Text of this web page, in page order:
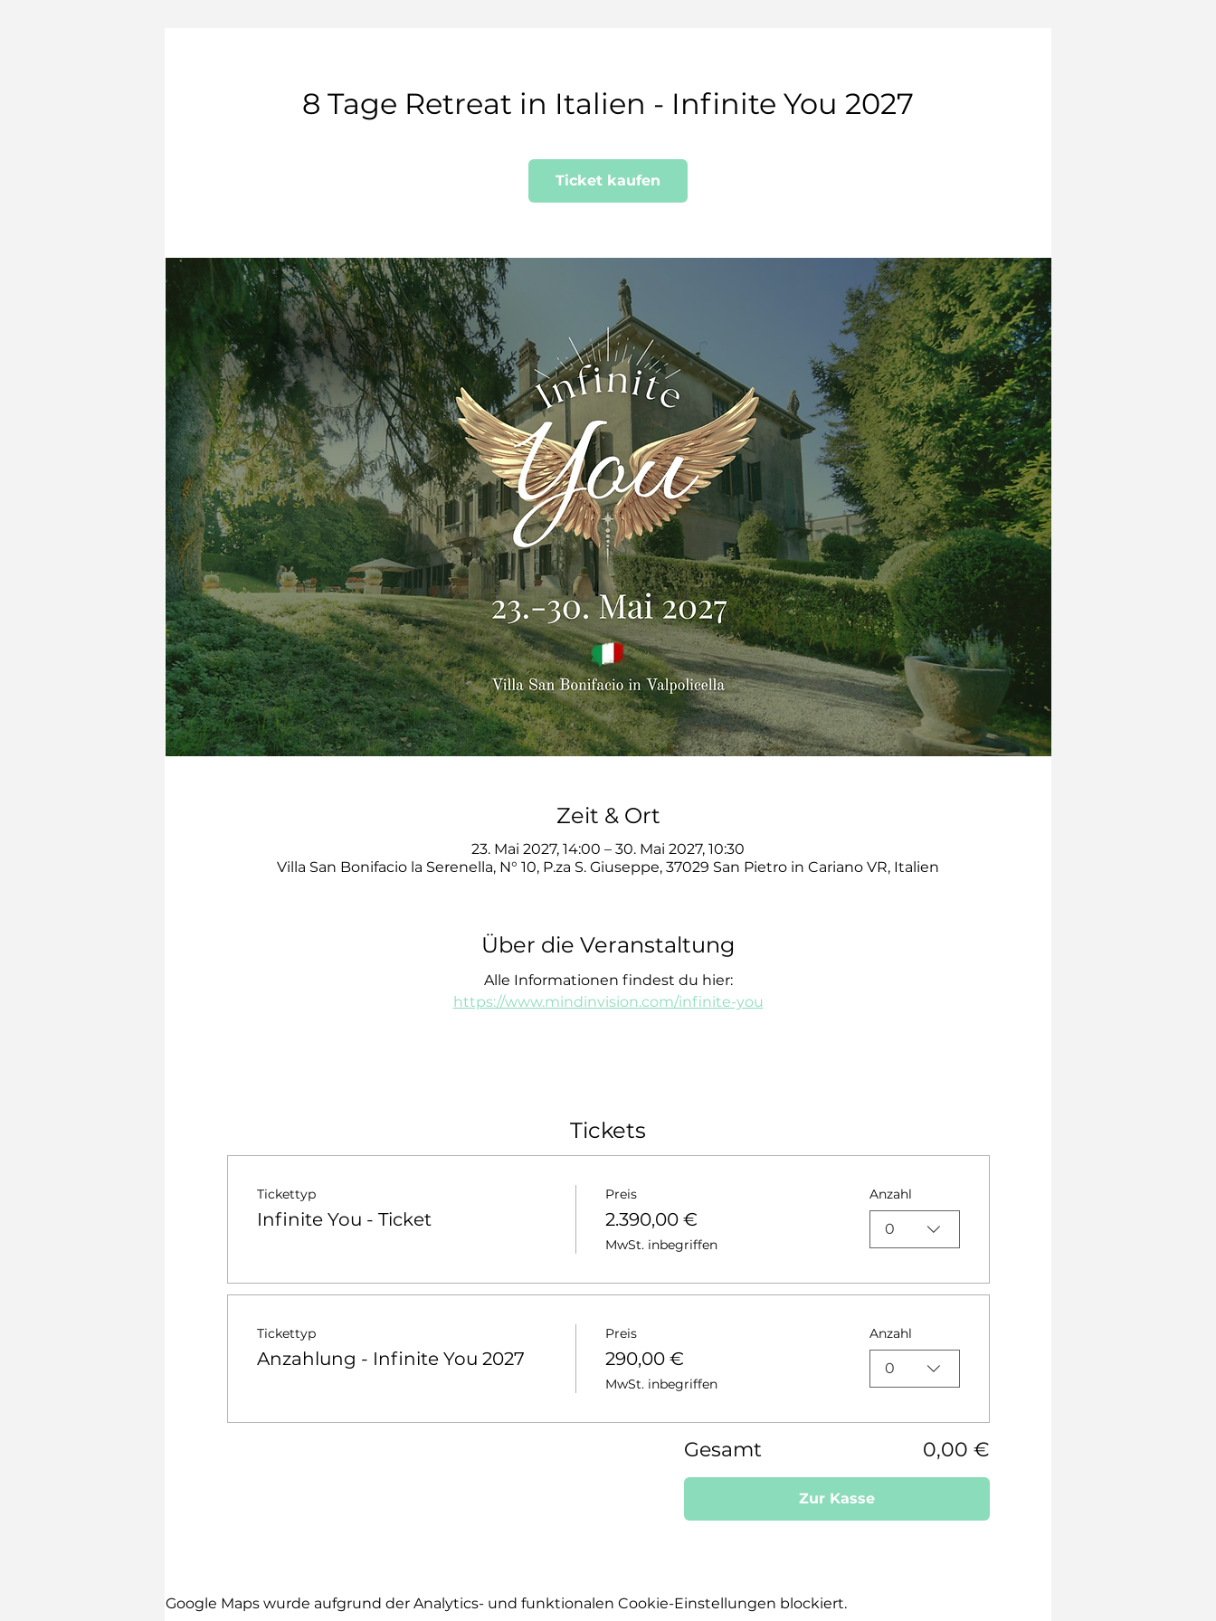
8 Tage Retreat in Italien - Infinite You 2027
Ticket kaufen
Zeit & Ort
23. Mai 2027, 14:00 – 30. Mai 2027, 10:30
Villa San Bonifacio la Serenella, N° 10, P.za S. Giuseppe, 37029 San Pietro in Cariano VR, Italien
Über die Veranstaltung
Alle Informationen findest du hier:
https://www.mindinvision.com/infinite-you
Tickets
Tickettyp
Infinite You - Ticket
Preis
2.390,00 €
MwSt. inbegriffen
Anzahl
0
Tickettyp
Anzahlung - Infinite You 2027
Preis
290,00 €
MwSt. inbegriffen
Anzahl
0
Gesamt 0,00 €
Zur Kasse
Google Maps wurde aufgrund der Analytics- und funktionalen Cookie-Einstellungen blockiert.